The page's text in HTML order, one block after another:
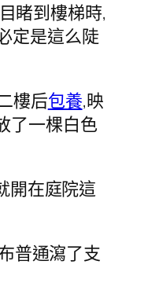
睹到樓梯時,
定是這么陡
樓后包養,映
了一棵白色
開在庭院這
普通瀉了支